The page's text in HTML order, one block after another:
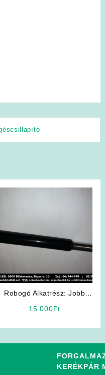
Robogó Alkatrész: Jobb
15 000Ft
KERÉKPÁR